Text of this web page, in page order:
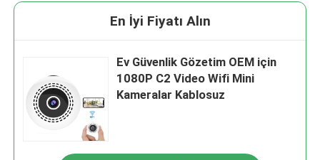
En İyi Fiyatı Alın
Ev Güvenlik Gözetim OEM için
1080P C2 Video Wifi Mini
Kameralar Kablosuz